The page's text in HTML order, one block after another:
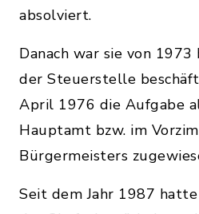
absolviert.
Danach war sie von
der Steuerstelle
April 1976 die Aufgabe
Hauptamt bzw. im
Bürgermeisters
Seit dem Jahr 1987